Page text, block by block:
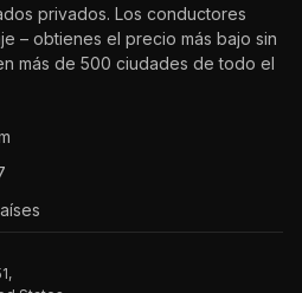
privados. Los conductores
– obtienes el precio más bajo sin
más de 500 ciudades de todo el